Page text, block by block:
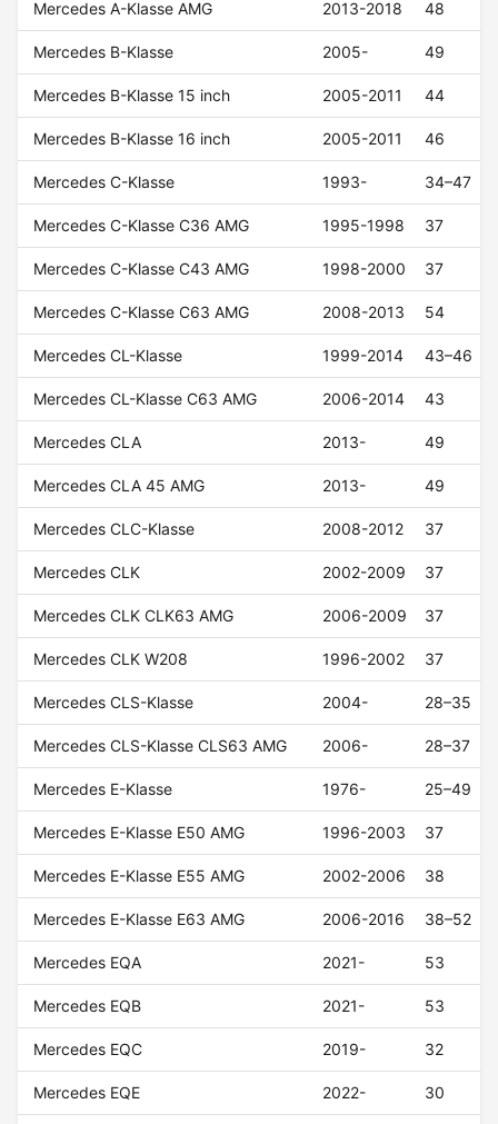
Mercedes A-Klasse AMG 2013-2018 48
Mercedes B-Klasse 2005- 49
Mercedes B-Klasse 15 inch 2005-2011 44
Mercedes B-Klasse 16 inch 2005-2011 46
Mercedes C-Klasse 1993- 34–47
Mercedes C-Klasse C36 AMG 1995-1998 37
Mercedes C-Klasse C43 AMG 1998-2000 37
Mercedes C-Klasse C63 AMG 2008-2013 54
Mercedes CL-Klasse 1999-2014 43–46
Mercedes CL-Klasse C63 AMG 2006-2014 43
Mercedes CLA 2013- 49
Mercedes CLA 45 AMG 2013- 49
Mercedes CLC-Klasse 2008-2012 37
Mercedes CLK 2002-2009 37
Mercedes CLK CLK63 AMG 2006-2009 37
Mercedes CLK W208 1996-2002 37
Mercedes CLS-Klasse 2004- 28–35
Mercedes CLS-Klasse CLS63 AMG 2006- 28–37
Mercedes E-Klasse 1976- 25–49
Mercedes E-Klasse E50 AMG 1996-2003 37
Mercedes E-Klasse E55 AMG 2002-2006 38
Mercedes E-Klasse E63 AMG 2006-2016 38–52
Mercedes EQA 2021- 53
Mercedes EQB 2021- 53
Mercedes EQC 2019- 32
Mercedes EQE 2022- 30